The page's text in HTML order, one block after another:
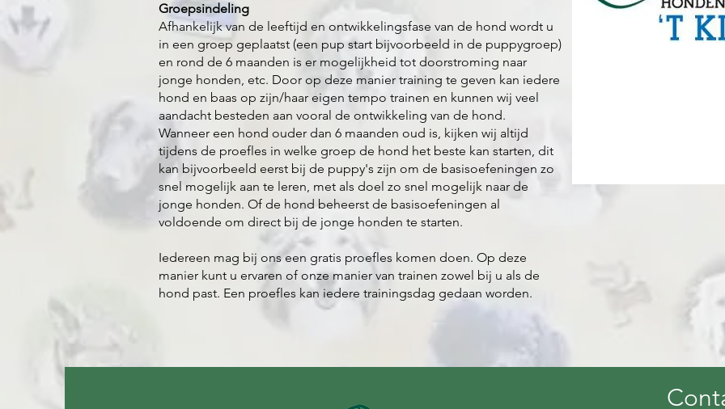
Groepsindeling
Afhankelijk van de leeftijd en ontwikkelingsfase van de hond wordt u
in een groep geplaatst (een pup start bijvoorbeeld in de puppygroep)
en rond de 6 maanden is er mogelijkheid tot doorstroming naar
jonge honden, etc. Door op deze manier training te geven kan iedere
hond en baas op zijn/haar eigen tempo trainen en kunnen wij veel
aandacht besteden aan vooral de ontwikkeling van de hond.
Wanneer een hond ouder dan 6 maanden oud is, kijken wij altijd
tijdens de proefles in welke groep de hond het beste kan starten, dit
kan bijvoorbeeld eerst bij de puppy's zijn om de basisoefeningen zo
snel mogelijk aan te leren, met als doel zo snel mogelijk naar de
jonge honden. Of de hond beheerst de basisoefeningen al
voldoende om direct bij de jonge honden te starten.
Iedereen mag bij ons een gratis proefles komen doen. Op deze
manier kunt u ervaren of onze manier van trainen zowel bij u als de
hond past. Een proefles kan iedere trainingsdag gedaan worden.